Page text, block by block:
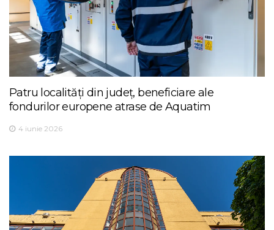
Patru localități din județ, beneficiare ale
fondurilor europene atrase de Aquatim
4 iunie 2026